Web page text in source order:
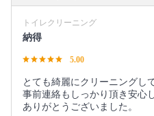
トイレクリーニング
納得
5.00
とても綺麗にクリーニングし
事前連絡もしっかり頂き安心
ありがとうございました。